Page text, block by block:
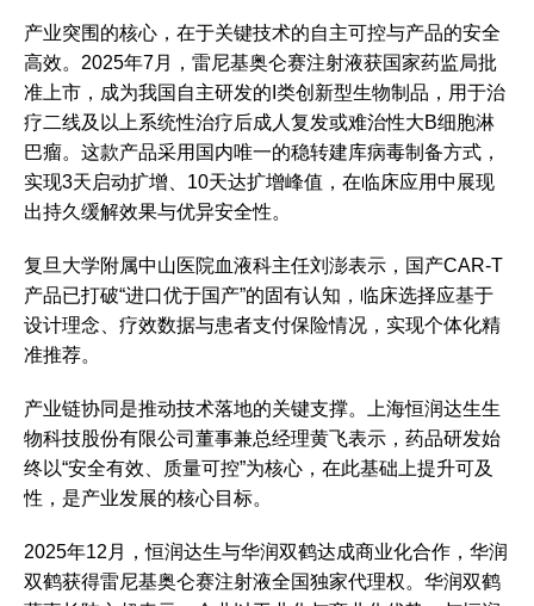
产业突围的核心，在于关键技术的自主可控与产品的安全
高效。2025年7月，雷尼基奥仑赛注射液获国家药监局批
准上市，成为我国自主研发的I类创新型生物制品，用于治
疗二线及以上系统性治疗后成人复发或难治性大B细胞淋
巴瘤。这款产品采用国内唯一的稳转建库病毒制备方式，
实现3天启动扩增、10天达扩增峰值，在临床应用中展现
出持久缓解效果与优异安全性。
复旦大学附属中山医院血液科主任刘澎表示，国产CAR-T
产品已打破“进口优于国产”的固有认知，临床选择应基于
设计理念、疗效数据与患者支付保险情况，实现个体化精
准推荐。
产业链协同是推动技术落地的关键支撑。上海恒润达生生
物科技股份有限公司董事兼总经理黄飞表示，药品研发始
终以“安全有效、质量可控”为核心，在此基础上提升可及
性，是产业发展的核心目标。
2025年12月，恒润达生与华润双鹤达成商业化合作，华润
双鹤获得雷尼基奥仑赛注射液全国独家代理权。华润双鹤